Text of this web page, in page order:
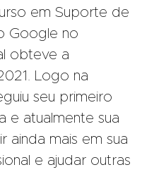
em Suporte de
Google no
obteve a
Logo na
seu primeiro
e atualmente sua
ainda mais em sua
e ajudar outras